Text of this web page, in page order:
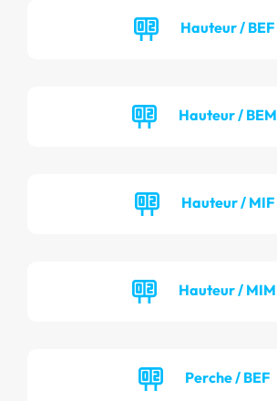
Hauteur / BEF
Hauteur / BEM
Hauteur / MIF
Hauteur / MIM
Perche / BEF